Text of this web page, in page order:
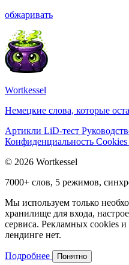
обжаривать
Wortkessel
Немецкие слова, которые
Артикли LiD-тест
Конфиденциальность Cookies
© 2026 Wortkessel
7000+ слов, 5 режимов,
Мы используем только
хранилище для входа,
сервиса. Рекламных cookies и
лендинге нет.
Подробнее Понятно